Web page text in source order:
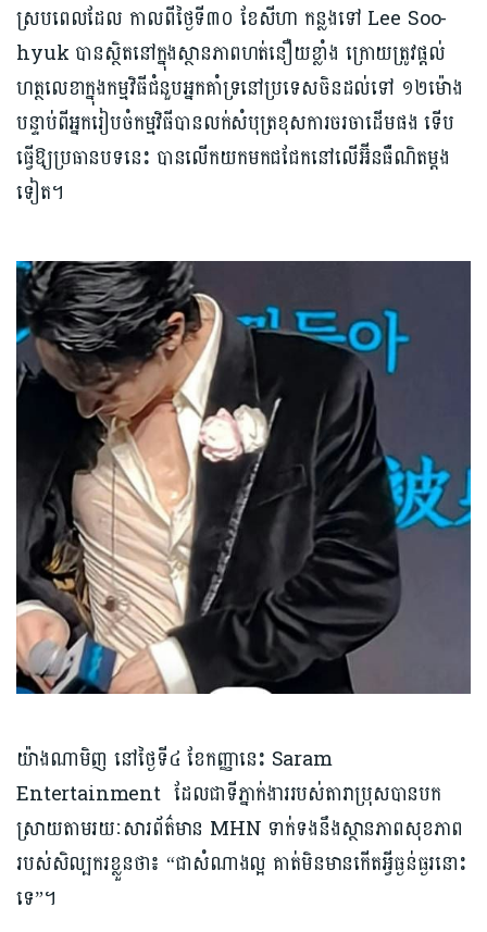
ស្របពេលដែល កាលពីថ្ងៃទី៣០ ខែសីហា កន្លងទៅ Lee Soo-
hyuk បានស្ថិតនៅក្នុងស្ថានភាពហត់នឿយខ្លាំង ក្រោយត្រូវផ្ដល់
ហត្ថលេខាក្នុងកម្មវិធីជំនួបអ្នកគាំទ្រនៅប្រទេសចិនដល់ទៅ ១២ម៉ោង
បន្ទាប់ពីអ្នករៀបចំកម្មវិធីបានលក់សំបុត្រខុសការចរចាដើមផង ទើប
ធ្វើឱ្យប្រធានបទនេះ បានលើកយកមកជជែកនៅលើអ៊ីនធឺណិតម្ដង
ទៀត។
យ៉ាងណាមិញ នៅថ្ងៃទី៤ ខែកញ្ញានេះ Saram
Entertainment ដែលជាទីភ្នាក់ងាររបស់តារាប្រុសបានបក
ស្រាយតាមរយៈសារព័ត៌មាន MHN ទាក់ទងនឹងស្ថានភាពសុខភាព
របស់សិល្បករខ្លួនថា៖ “ជាសំណាងល្អ គាត់មិនមានកើតអ្វីធ្ងន់ធ្ងរនោះ
ទេ”។​